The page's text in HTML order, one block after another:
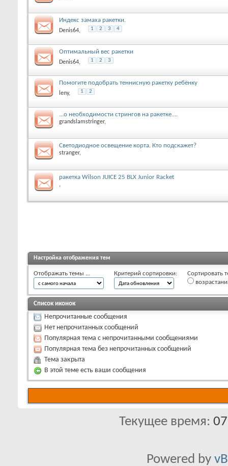
Индекс замаха ракетки.
Denis64, 1 2 3 4
Оптимальный вес ракетки
Denis64, 1 2 3
Помогите подобрать теннисную ракетку ребёнку
leny, 1 2
...о необходимости стрингов на ракетке....
grandslamstringer,
Светодиодное освещение корта. Кто подскажет?
stranger,
ракетка Wilson JUICE 25 BLX Junior Racket
,
Настройка отображения тем
Отображать темы ... Критерий сортировки:
Сортировать
Список иконок
Непрочитанные сообщения
Нет непрочитанных сообщений
Популярная тема с непрочитанными сообщениями
Популярная тема без непрочитанных сообщений
Тема закрыта
В этой теме есть ваши сообщения
Текущее время:
Powered by